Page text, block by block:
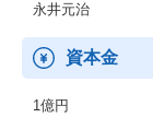
◆Media/
◆HR領域：FLUX
永井元治
資本金
1億円